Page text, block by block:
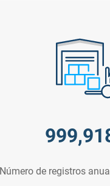
Número de registros